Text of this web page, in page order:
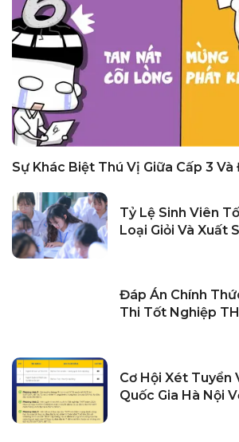
Sự Khác Biệt Thú Vị Giữa Cấp 3 Và
Tỷ Lệ Sinh Viên
Loại Giỏi Và Xuất
Đáp Án Chính
Thi Tốt Nghiệp
Cơ Hội Xét Tuyển
Quốc Gia Hà Nội